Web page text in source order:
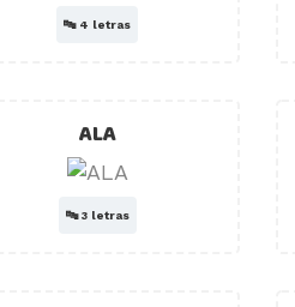
🔤 4 letras
ALA
🔤3 letras